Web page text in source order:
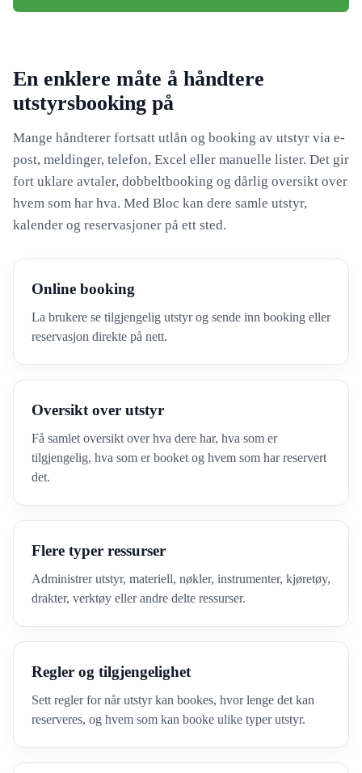
En enklere måte å håndtere
utstyrsbooking på
Mange håndterer fortsatt utlån og booking av utstyr via e-
post, meldinger, telefon, Excel eller manuelle lister. Det gir
fort uklare avtaler, dobbeltbooking og dårlig oversikt over
hvem som har hva. Med Bloc kan dere samle utstyr,
kalender og reservasjoner på ett sted.
Online booking
La brukere se tilgjengelig utstyr og sende inn booking eller
reservasjon direkte på nett.
Oversikt over utstyr
Få samlet oversikt over hva dere har, hva som er
tilgjengelig, hva som er booket og hvem som har reservert
det.
Flere typer ressurser
Administrer utstyr, materiell, nøkler, instrumenter, kjøretøy,
drakter, verktøy eller andre delte ressurser.
Regler og tilgjengelighet
Sett regler for når utstyr kan bookes, hvor lenge det kan
reserveres, og hvem som kan booke ulike typer utstyr.